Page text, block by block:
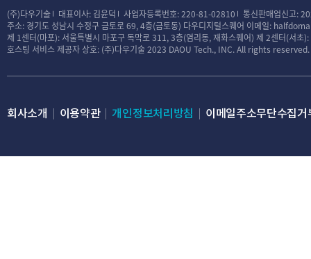
(주)다우기술 대표이사: 김윤덕 사업자등록번호: 220-81-02810
통신판매업신고:
주소: 경기도 성남시 수정구 금토로 69, 4층(금토동) 다우디지털스퀘어 이메일:
제 1센터(마포): 서울특별시 마포구 독막로 311, 3층(염리동, 재화스퀘어) 제 2센터(서초
호스팅 서비스 제공자 상호: (주)다우기술2023 DAOU Tech., INC. All rights reserved.
회사소개 이용약관 개인정보처리방침 이메일주소무단수집거